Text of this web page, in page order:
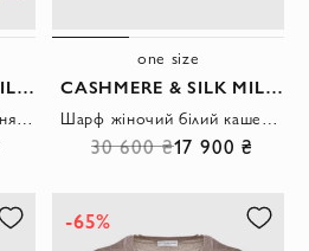
CASHMERE & SILK MILANO
one size
CASHMERE & SILK MILANO
30 600 ₴17 900 ₴
-65%